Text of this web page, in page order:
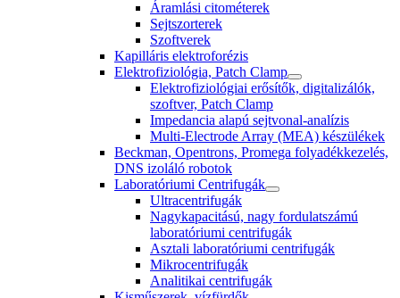
Áramlási citométerek
Sejtszorterek
Szoftverek
Kapilláris elektroforézis
Elektrofiziológia, Patch Clamp
Elektrofiziológiai erősítők, digitalizálók,
szoftver, Patch Clamp
Impedancia alapú sejtvonal-analízis
Multi-Electrode Array (MEA) készülékek
Beckman, Opentrons, Promega folyadékkezelés,
DNS izoláló robotok
Laboratóriumi Centrifugák
Ultracentrifugák
Nagykapacitású, nagy fordulatszámú
laboratóriumi centrifugák
Asztali laboratóriumi centrifugák
Mikrocentrifugák
Analitikai centrifugák